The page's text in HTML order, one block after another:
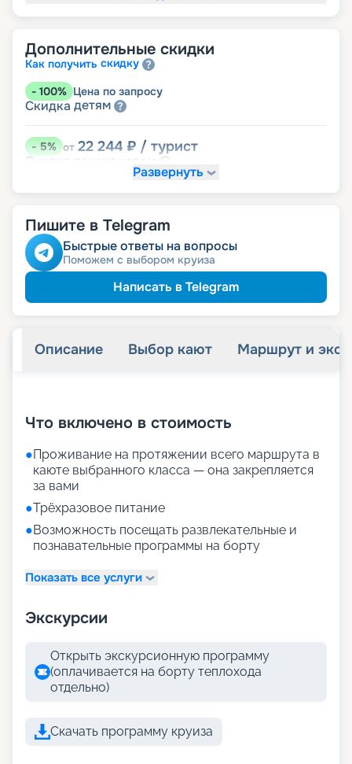
Дополнительные скидки
Как получить скидку
- 100% Цена по запросу
Скидка детям
-5% от 22 244 ₽ / турист
Скидка
Развернуть
Пишите в Telegram
Быстрые ответы на вопросы
Поможем с выбором круиза
Написать в Telegram
Описание Выбор кают Маршрут и
Что включено в стоимость
●Проживание на протяжении всего маршрута в
каюте выбранного класса — она закрепляется
за вами
●Трёхразовое питание
●Возможность посещать развлекательные и
познавательные программы на борту
Показать все услуги
Экскурсии
Открыть экскурсионную программу
(оплачивается на борту теплохода
отдельно)
Скачать программу круиза